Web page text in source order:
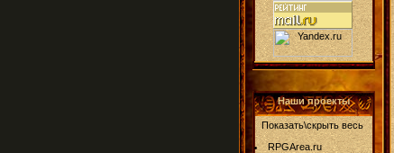
Наши проекты
Показать\скрыть весь
RPGArea.ru